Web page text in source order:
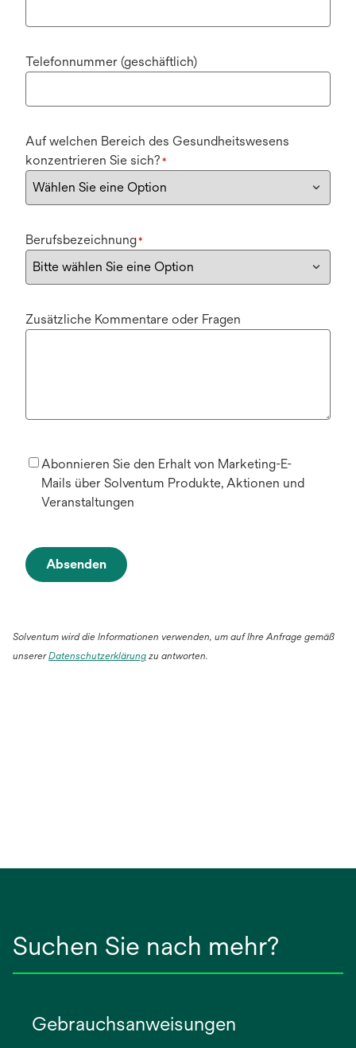
Telefonnummer (geschäftlich)
Auf welchen Bereich des Gesundheitswesens
konzentrieren Sie sich? *
Berufsbezeichnung*
Zusätzliche Kommentare oder Fragen
Abonnieren Sie den Erhalt von Marketing-E-
Mails über Solventum Produkte, Aktionen und
Veranstaltungen
Absenden
Solventum wird die Informationen verwenden, um auf Ihre Anfrage gemäß
unsererDatenschutzerklärung zu antworten.
Suchen Sie nach mehr?
Gebrauchsanweisungen